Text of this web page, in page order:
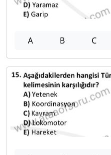
A B C